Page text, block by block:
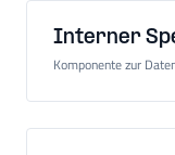
Interner
Komponente zur